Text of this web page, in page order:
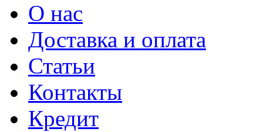
О нас
Доставка и оплата
Статьи
Контакты
Кредит